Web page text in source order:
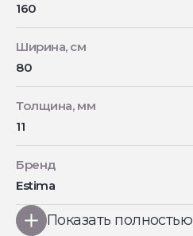
160
Ширина, см
80
Толщина, мм
11
Бренд
Estima
Показать полностью